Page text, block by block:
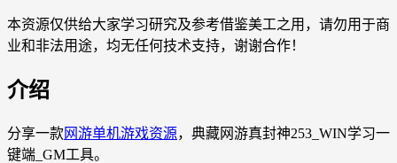
本资源仅供给大家学习研究及参考借鉴美工之用，请勿用于商
业和非法用途，均无任何技术支持，谢谢合作！
介绍
分享一款网游单机游戏资源，典藏网游真封神253_WIN学习一
键端_GM工具。